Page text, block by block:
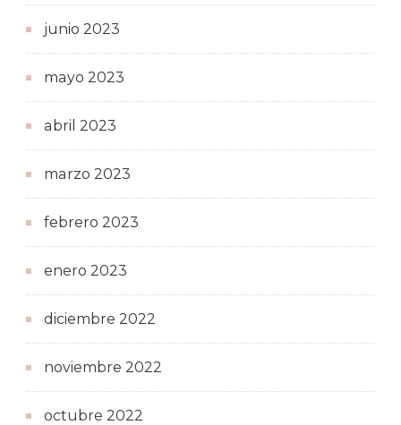
junio 2023
mayo 2023
abril 2023
marzo 2023
febrero 2023
enero 2023
diciembre 2022
noviembre 2022
octubre 2022